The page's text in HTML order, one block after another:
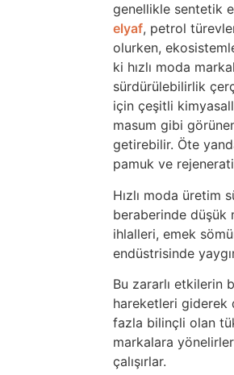
genellikle sentetik
elyaf, petrol
olurken,
ki hızlı moda
sürdürülebilirlik
için çeşitli
masum gibi
getirebilir. Öte
pamuk ve
Hızlı moda üretim
beraberinde düşük
ihlalleri, emek
endüstrisinde
Bu zararlı etkilerin
hareketleri giderek
fazla bilinçli olan
markalara
çalışırlar.